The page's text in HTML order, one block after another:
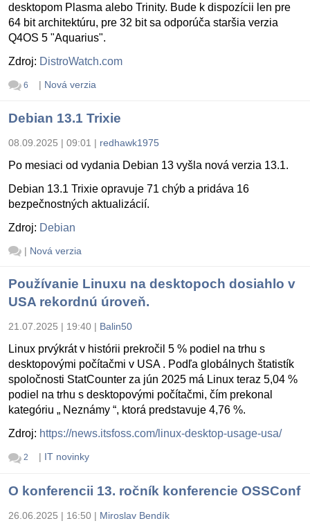
desktopom Plasma alebo Trinity. Bude k dispozícii len pre
64 bit architektúru, pre 32 bit sa odporúča staršia verzia
Q4OS 5 "Aquarius".
Zdroj: DistroWatch.com
6 | Nová verzia
Debian 13.1 Trixie
08.09.2025 | 09:01 | redhawk1975
Po mesiaci od vydania Debian 13 vyšla nová verzia 13.1.
Debian 13.1 Trixie opravuje 71 chýb a pridáva 16
bezpečnostných aktualizácií.
Zdroj: Debian
| Nová verzia
Používanie Linuxu na desktopoch dosiahlo v
USA rekordnú úroveň.
21.07.2025 | 19:40 | Balin50
Linux prvýkrát v histórii prekročil 5 % podiel na trhu s
desktopovými počítačmi v USA . Podľa globálnych štatistík
spoločnosti StatCounter za jún 2025 má Linux teraz 5,04 %
podiel na trhu s desktopovými počítačmi, čím prekonal
kategóriu „ Neznámy “, ktorá predstavuje 4,76 %.
Zdroj: https://news.itsfoss.com/linux-desktop-usage-usa/
2 | IT novinky
O konferencii 13. ročník konferencie OSSConf
26.06.2025 | 16:50 | Miroslav Bendík